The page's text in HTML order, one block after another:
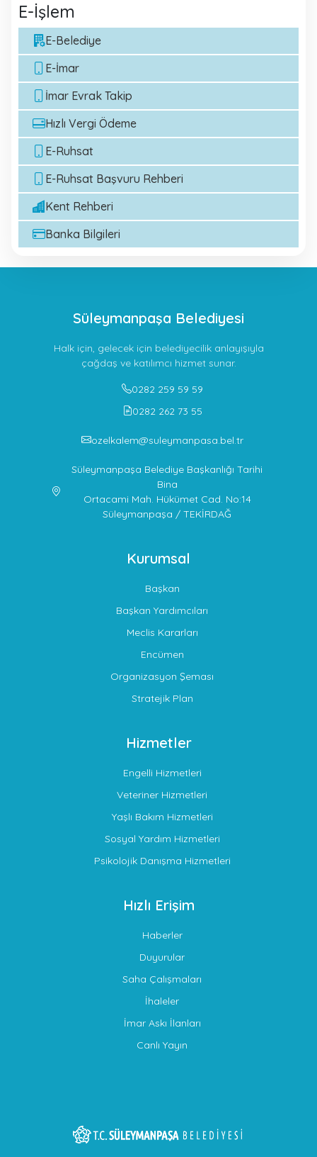
E-İşlem
E-Belediye
E-İmar
İmar Evrak Takip
Hızlı Vergi Ödeme
E-Ruhsat
E-Ruhsat Başvuru Rehberi
Kent Rehberi
Banka Bilgileri
Süleymanpaşa Belediyesi
Halk için, gelecek için belediyecilik anlayışıyla
çağdaş ve katılımcı hizmet sunar.
0282 259 59 59
0282 262 73 55
ozelkalem@suleymanpasa.bel.tr
Süleymanpaşa Belediye Başkanlığı Tarihi
Bina
Ortacami Mah. Hükümet Cad. No:14
Süleymanpaşa / TEKİRDAĞ
Kurumsal
Başkan
Başkan Yardımcıları
Meclis Kararları
Encümen
Organizasyon Şeması
Stratejik Plan
Hizmetler
Engelli Hizmetleri
Veteriner Hizmetleri
Yaşlı Bakım Hizmetleri
Sosyal Yardım Hizmetleri
Psikolojik Danışma Hizmetleri
Hızlı Erişim
Haberler
Duyurular
Saha Çalışmaları
İhaleler
İmar Askı İlanları
Canlı Yayın